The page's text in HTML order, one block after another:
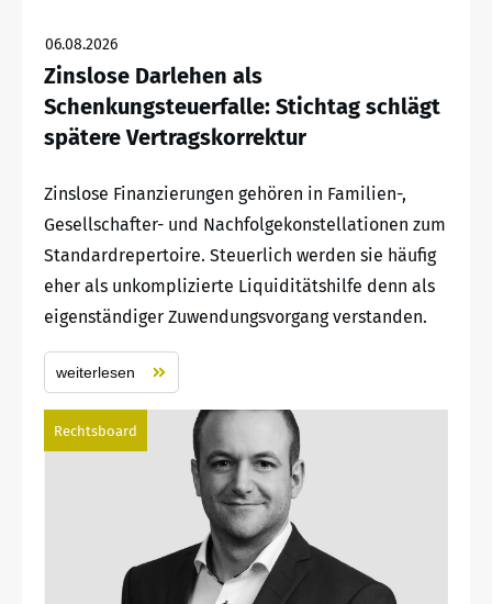
06.08.2026
Zinslose Darlehen als
Schenkungsteuerfalle: Stichtag schlägt
spätere Vertragskorrektur
Zinslose Finanzierungen gehören in Familien-,
Gesellschafter- und Nachfolgekonstellationen zum
Standardrepertoire. Steuerlich werden sie häufig
eher als unkomplizierte Liquiditätshilfe denn als
eigenständiger Zuwendungsvorgang verstanden.
weiterlesen
Rechtsboard